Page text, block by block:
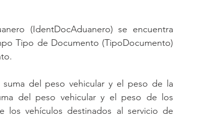
(IdentDocAduanero) se encuentra
Tipo de Documento (TipoDocumento)
suma del peso vehicular y el peso de la
del peso vehicular y el peso de los
los vehículos destinados al servicio de